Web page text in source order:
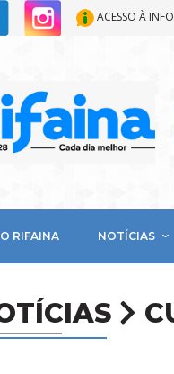
ACESSO À
RIFAINA NOTÍCIAS